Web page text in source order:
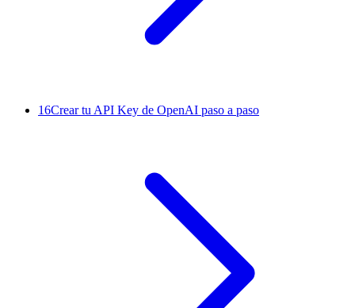
16Crear tu API Key de OpenAI paso a paso